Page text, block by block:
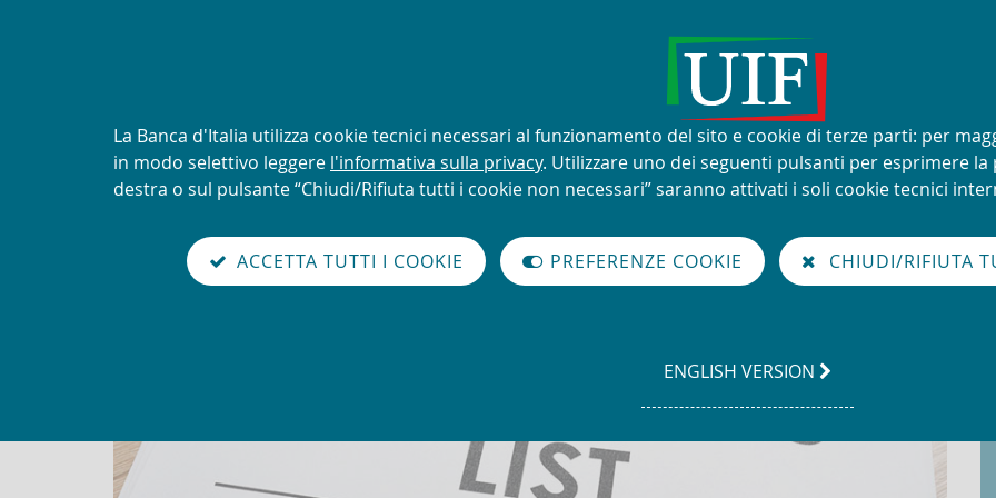
Tentativi di truffa con utilizzo improprio del nome e del
Torna
Unità di Informazione Finanziaria per l'Italia
sei qui: Alert sanzioni finanziarie mirate ONU - De-listing
Alert sanzioni finanziarie mirate ONU - De-listing
Informativa
sui
cookie:
La Banca d'Italia utilizza cookie tecnici necessari al funzionamento del sito e cookie di terze parti: per
in modo selettivo leggere l'informativa sulla privacy. Utilizzare uno dei seguenti pulsanti per esprimere la
destra o sul pulsante “Chiudi/Rifiuta tutti i cookie non necessari” saranno attivati i soli cookie tecnici
ACCETTA TUTTI I COOKIE PREFERENZE COOKIE CHIUDI/RIFIUTA
GO
ENGLISH VERSION